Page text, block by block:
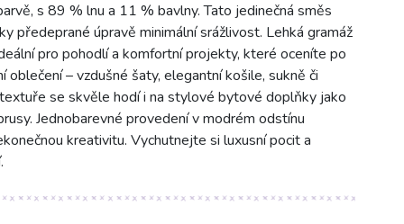
s 89 % lnu a 11 % bavlny. Tato jedinečná směs
předeprané úpravě minimální srážlivost. Lehká gramáž
pro pohodlí a komfortní projekty, které oceníte po
– vzdušné šaty, elegantní košile, sukně či
se skvěle hodí i na stylové bytové doplňky jako
Jednobarevné provedení v modrém odstínu
kreativitu. Vychutnejte si luxusní pocit a